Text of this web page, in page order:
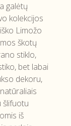
galėtų
kolekcijos
Limožo
škotų
stiklo,
bet labai
dekoru,
šlifuotu
iš